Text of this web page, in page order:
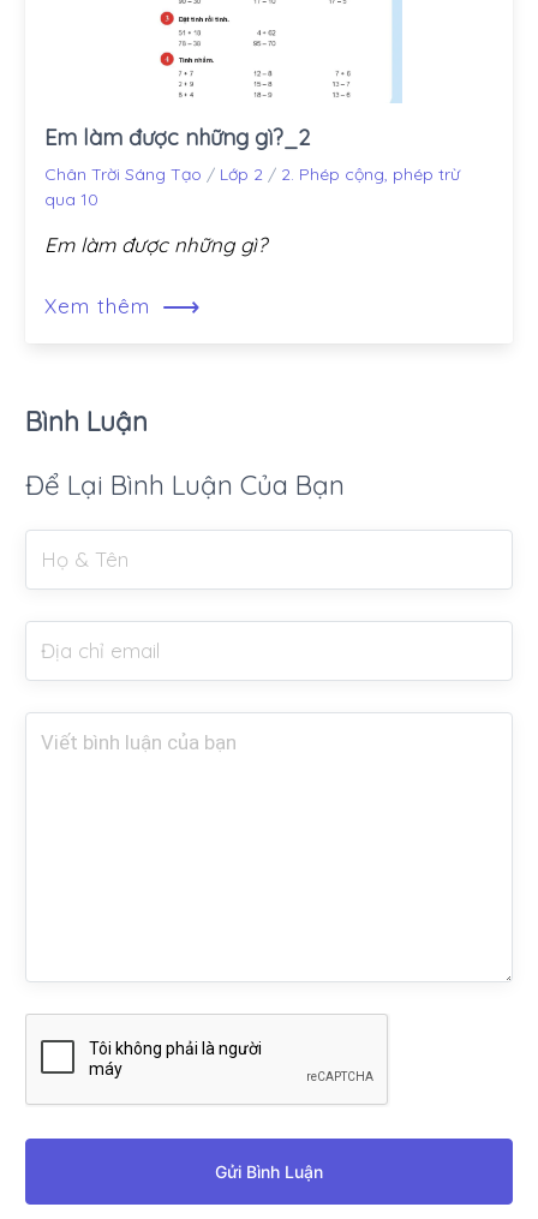
Em làm được những gì?_2
Chân Trời Sáng Tạo / Lớp 2 / 2. Phép cộng, phép trừ
qua 10
Em làm được những gì?
Xem thêm ⟶
Bình Luận
Để Lại Bình Luận Của Bạn
Gửi Bình Luận